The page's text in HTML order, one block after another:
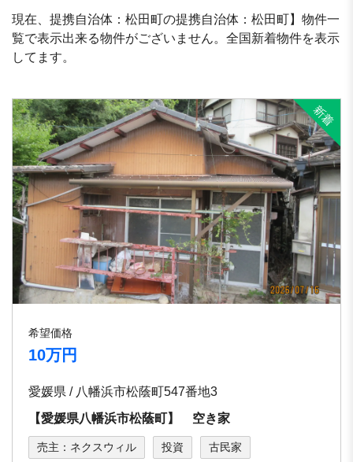
現在、提携自治体：松田町の提携自治体：松田町】物件一
覧で表示出来る物件がございません。全国新着物件を表示
してます。
希望価格
10万円
愛媛県 / 八幡浜市松蔭町547番地3
【愛媛県八幡浜市松蔭町】 空き家
売主：ネクスウィル 投資 古民家